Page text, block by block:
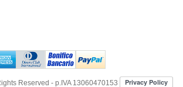
Reserved - p.IVA 13060470153